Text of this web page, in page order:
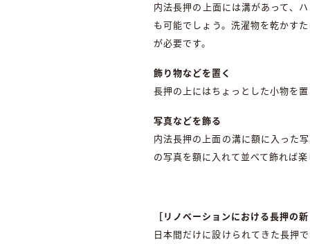
内法長押の上面には溝があって、
も可能でしょう。洗濯物を乾かす
が必要です。
飾り物などを置く
長押の上にはちょっとした小物を
写真などを飾る
内法長押の上面の溝に額に入った
の写真を額に入れて並べて飾れば
［リノベーションにおける長押の新
日本間だけに設けられてきた長押